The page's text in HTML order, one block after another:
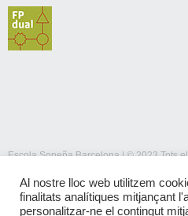
Escola Sopeña Barcelona | © 2023 Tots
Al nostre lloc web utilitzem
finalitats analítiques mitjançant
personalitzar-ne el contingut